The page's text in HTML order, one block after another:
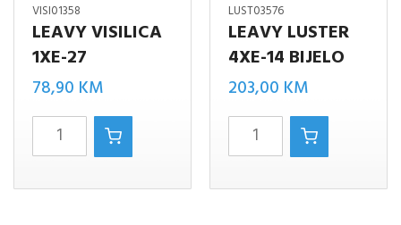
VISI01358
LEAVY VISILICA
1XE-27
78,90 KM
LEAVY
VISILICA
1XE-
LUST03576
LEAVY LUSTER
4XE-14 BIJELO
203,00 KM
LEAVY
LUSTER
4XE-